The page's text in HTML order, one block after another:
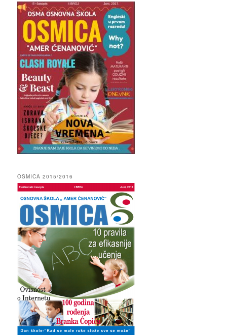
OSMICA 2015/2016